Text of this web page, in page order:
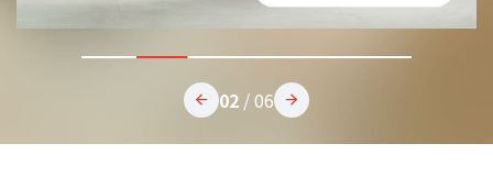
03 /06